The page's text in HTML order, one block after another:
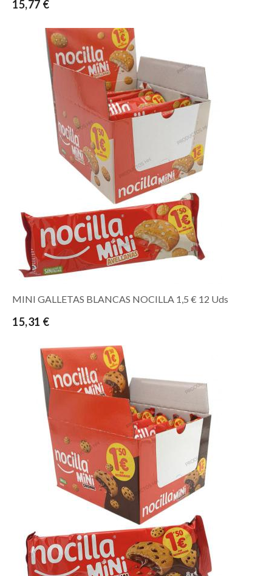
15,77 €
MINI GALLETAS BLANCAS NOCILLA 1,5 € 12 Uds
15,31 €